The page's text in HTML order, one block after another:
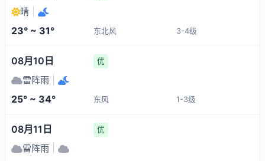
晴
23° ~ 31° 东北风 3-4级
08月10日 优
雷阵雨
25° ~ 34° 东风 1-3级
08月11日 优
雷阵雨